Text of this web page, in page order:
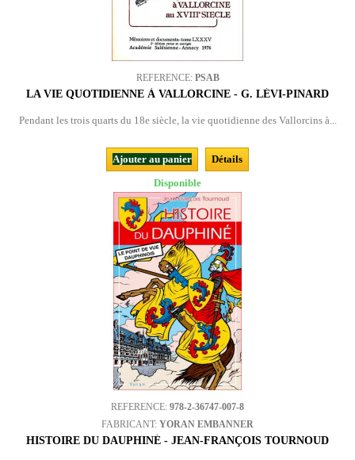
REFERENCE: PSAB
LA VIE QUOTIDIENNE À VALLORCINE - G. LÉVI-PINARD
Pendant les trois quarts du 18e siècle, la vie quotidienne des Vallorcins à...
Ajouter au panier
Détails
Disponible
REFERENCE: 978-2-36747-007-8
FABRICANT: YORAN EMBANNER
HISTOIRE DU DAUPHINÉ - JEAN-FRANÇOIS TOURNOUD